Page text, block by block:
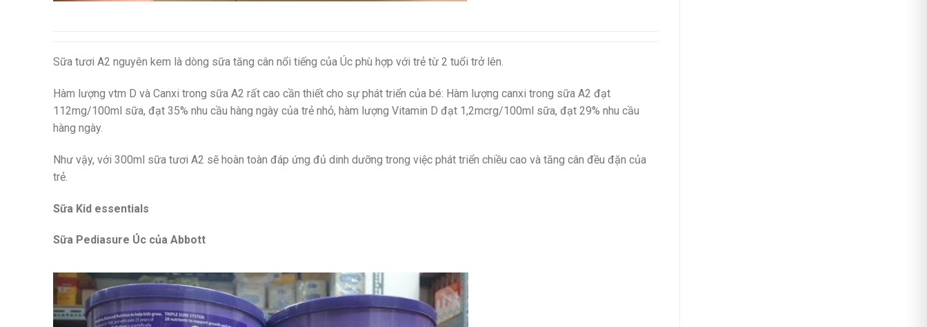
Sữa tươi A2 nguyên kem là dòng sữa tăng cân nổi tiếng của Úc phù hợp với trẻ từ 2 tuổi trở lên.
Hàm lượng vtm D và Canxi trong sữa A2 rất cao cần thiết cho sự phát triển của bé: Hàm lượng canxi trong sữa A2 đạt
112mg/100ml sữa, đạt 35% nhu cầu hàng ngày của trẻ nhỏ, hàm lượng Vitamin D đạt 1,2mcrg/100ml sữa, đạt 29% nhu cầu
hàng ngày.
Như vậy, với 300ml sữa tươi A2 sẽ hoàn toàn đáp ứng đủ dinh dưỡng trong việc phát triển chiều cao và tăng cân đều đặn của
trẻ.
Sữa Kid essentials
Sữa Pediasure Úc của Abbott